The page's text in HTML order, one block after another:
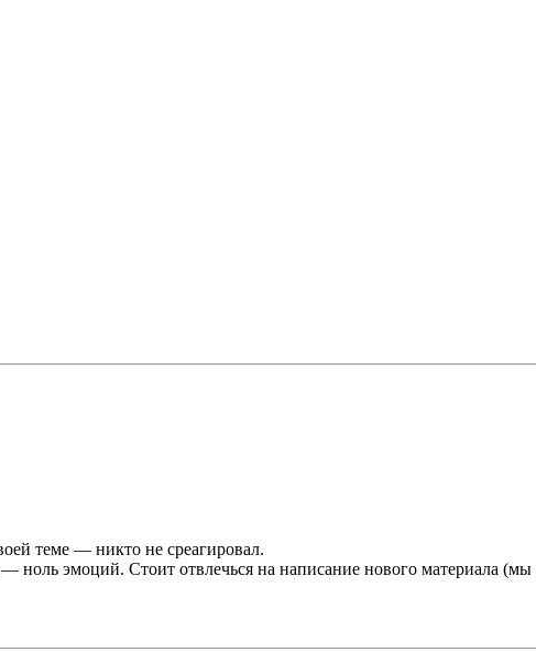
теме — никто не среагировал.
эмоций. Стоит отвлечься на написание нового материала (мы